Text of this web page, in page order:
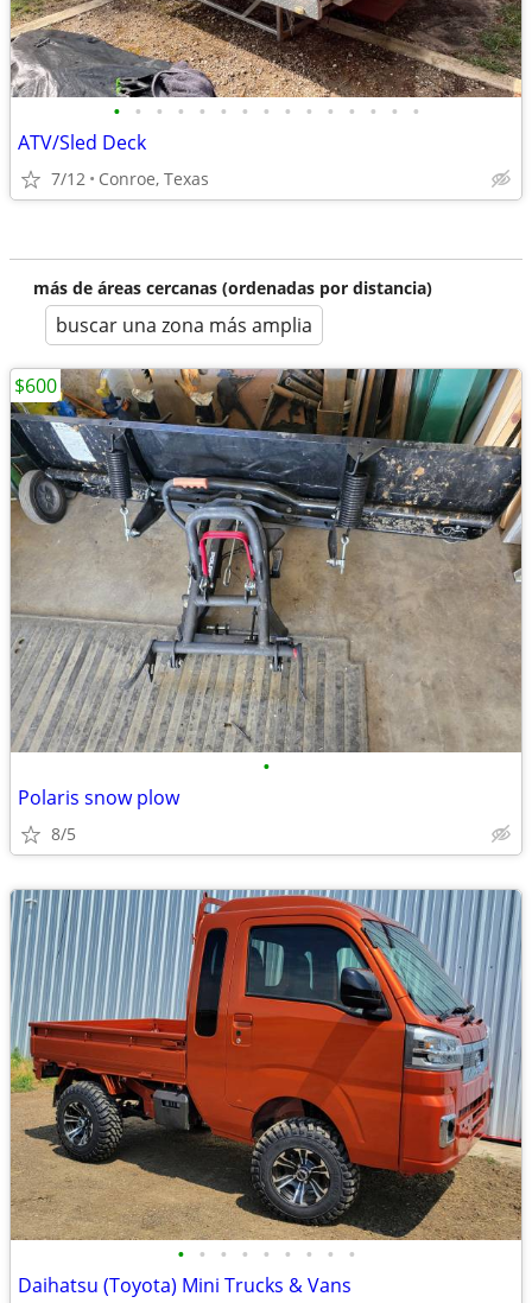
• • • • • • • • • • • • • • •
ATV/Sled Deck
7/12 Conroe, Texas
más de áreas cercanas (ordenadas por distancia)
buscar una zona más amplia
•
Polaris snow plow
8/5
$600
• • • • • • • • •
Daihatsu (Toyota) Mini Trucks & Vans